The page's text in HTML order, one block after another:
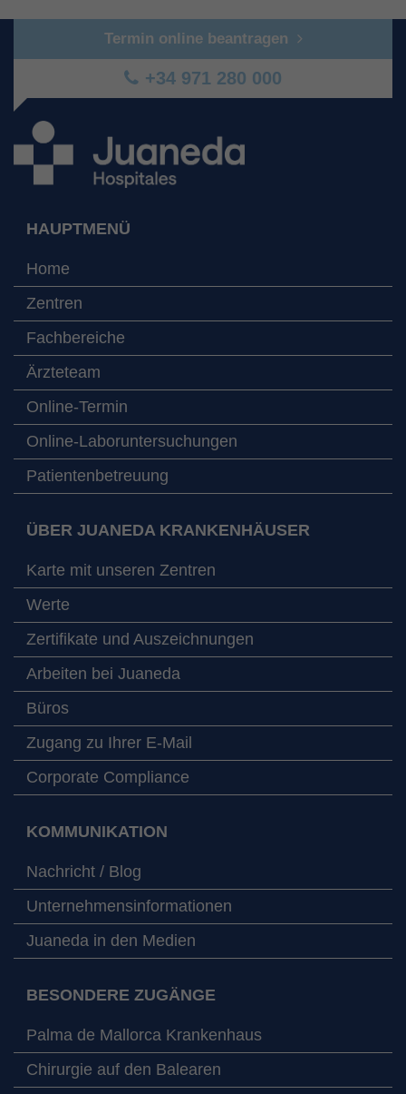
Termin online beantragen
+34 971 280 000
HAUPTMENÜ
Home
Zentren
Fachbereiche
Ärzteteam
Online-Termin
Online-Laboruntersuchungen
Patientenbetreuung
ÜBER JUANEDA KRANKENHÄUSER
Karte mit unseren Zentren
Werte
Zertifikate und Auszeichnungen
Arbeiten bei Juaneda
Büros
Zugang zu Ihrer E-Mail
Corporate Compliance
KOMMUNIKATION
Nachricht / Blog
Unternehmensinformationen
Juaneda in den Medien
BESONDERE ZUGÄNGE
Palma de Mallorca Krankenhaus
Chirurgie auf den Balearen